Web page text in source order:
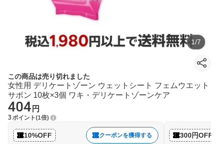
1/7
この商品は売り切れました
女性用 デリケートゾーン ウェットシート フェムウエット
サボン 10枚×3個 ワキ・デリケートゾーンケア
404 円
3ポイント 1倍
10%OFF クーポンを獲得する 300円OFF